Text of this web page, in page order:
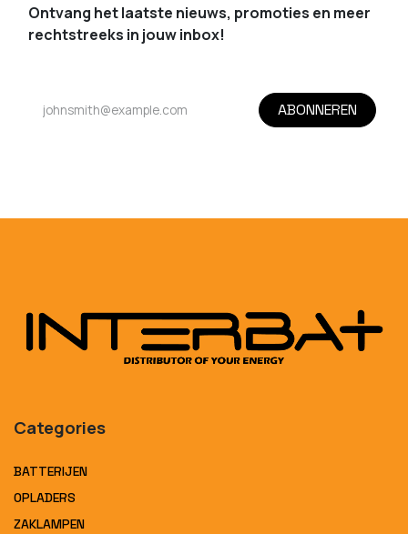
Ontvang het laatste nieuws, promoties en meer
rechtstreeks in jouw inbox!
ABONNEREN
Categories
BATTERIJEN
OPLADERS
ZAKLAMPEN